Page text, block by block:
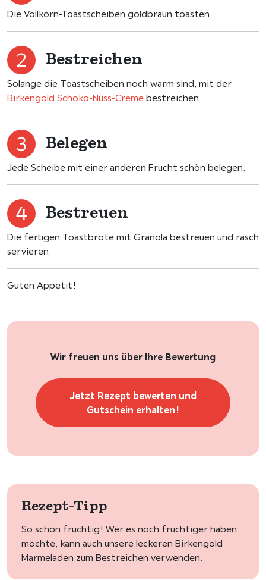
Die Vollkorn-Toastscheiben goldbraun toasten.
Bestreichen
Solange die Toastscheiben noch warm sind, mit der
Birkengold Schoko-Nuss-Creme bestreichen.
Belegen
Jede Scheibe mit einer anderen Frucht schön belegen.
Bestreuen
Die fertigen Toastbrote mit Granola bestreuen und rasch
servieren.
Guten Appetit!
Wir freuen uns über Ihre Bewertung
Jetzt Rezept bewerten und
Gutschein erhalten!
Rezept-Tipp
So schön fruchtig! Wer es noch fruchtiger haben
möchte, kann auch unsere leckeren Birkengold
Marmeladen zum Bestreichen verwenden.